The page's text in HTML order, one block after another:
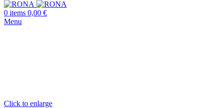
0 items 0,00 €
Menu
Click to enlarge